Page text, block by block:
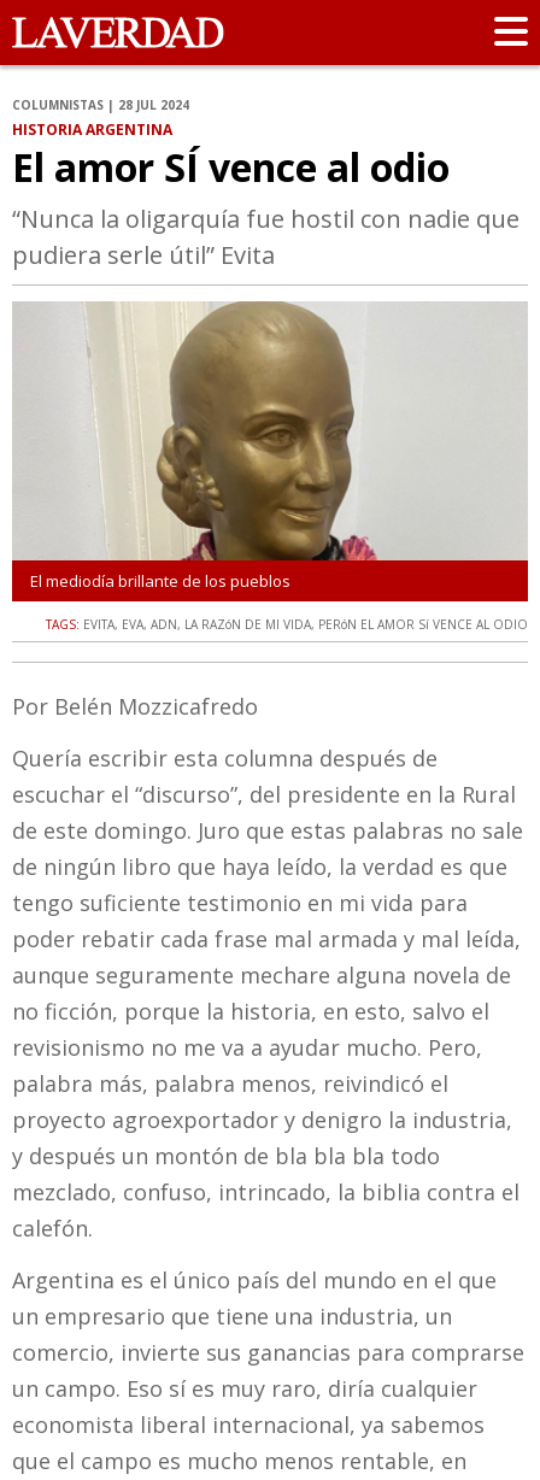
COLUMNISTAS | 28 JUL 2024
HISTORIA ARGENTINA
El amor SÍ vence al odio
“Nunca la oligarquía fue hostil con nadie que
pudiera serle útil” Evita
El mediodía brillante de los pueblos
TAGS: EVITA, EVA, ADN, LA RAZóN DE MI VIDA, PERóN EL AMOR Sí VENCE AL ODIO
Por Belén Mozzicafredo
Quería escribir esta columna después de
escuchar el “discurso”, del presidente en la Rural
de este domingo. Juro que estas palabras no sale
de ningún libro que haya leído, la verdad es que
tengo suficiente testimonio en mi vida para
poder rebatir cada frase mal armada y mal leída,
aunque seguramente mechare alguna novela de
no ficción, porque la historia, en esto, salvo el
revisionismo no me va a ayudar mucho. Pero,
palabra más, palabra menos, reivindicó el
proyecto agroexportador y denigro la industria,
y después un montón de bla bla bla todo
mezclado, confuso, intrincado, la biblia contra el
calefón.
Argentina es el único país del mundo en el que
un empresario que tiene una industria, un
comercio, invierte sus ganancias para comprarse
un campo. Eso sí es muy raro, diría cualquier
economista liberal internacional, ya sabemos
que el campo es mucho menos rentable, en